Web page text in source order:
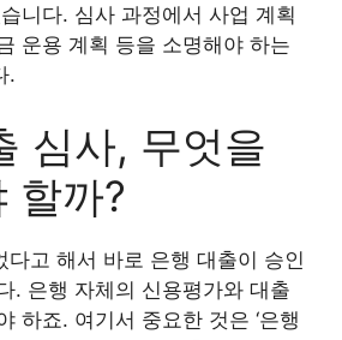
니다. 심사 과정에서 사업 계획
운용 계획 등을 소명해야 하는
.
심사, 무엇을
할까?
다고 해서 바로 은행 대출이 승인
. 은행 자체의 신용평가와 대출
하죠. 여기서 중요한 것은 ‘은행